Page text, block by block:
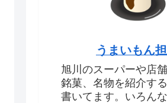
うまいもん
旭川のスーパーや店
銘菓、名物を紹介す
書いてます。いろん